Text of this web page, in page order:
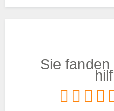
Trägertyp*
Sie